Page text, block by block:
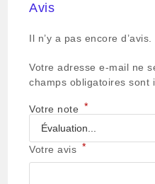
Avis
Il n’y a pas encore d’avis.
Votre adresse e-mail ne
champs obligatoires sont
Votre note *
Votre avis *